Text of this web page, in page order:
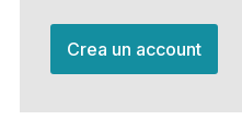
Crea un account